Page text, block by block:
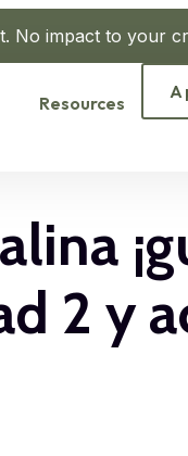
No impact to your
Resources
2 y